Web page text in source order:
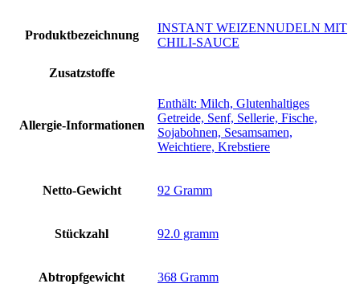
Produktbezeichnung
‎INSTANT WEIZENNUDELN MIT
CHILI-SAUCE
Zusatzstoffe
Allergie-Informationen
‎Enthält: Milch, Glutenhaltiges
Getreide, Senf, Sellerie, Fische,
Sojabohnen, Sesamsamen,
Weichtiere, Krebstiere
Netto-Gewicht ‎92 Gramm
Stückzahl ‎92.0 gramm
Abtropfgewicht ‎368 Gramm